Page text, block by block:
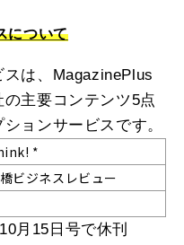
について
は、MagazinePlus
主要コンテンツ5点
ョンサービスです。
*
ビジネスレビュー
月15日号で休刊